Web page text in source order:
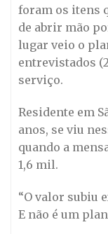
foram os itens
de abrir mão
lugar veio o
entrevistados
serviço.
Residente em
anos, se viu
quando a
1,6 mil.
“O valor subiu
E não é um